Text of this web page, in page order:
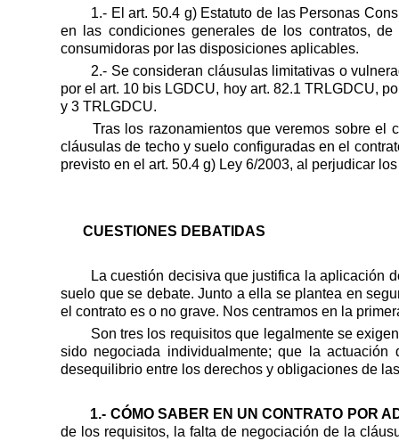
1.- El art. 50.4 g) Estatuto de las Personas
en las condiciones generales de los contratos,
consumidoras por las disposiciones aplicables.
2.- Se consideran cláusulas limitativas o
por el art. 10 bis LGDCU, hoy art. 82.1 TRLGDCU,
y 3 TRLGDCU.
Tras los razonamientos que veremos sobre el
cláusulas de techo y suelo configuradas en el
previsto en el art. 50.4 g) Ley 6/2003, al perjudicar
CUESTIONES DEBATIDAS
La cuestión decisiva que justifica la aplicación
suelo que se debate. Junto a ella se plantea en
el contrato es o no grave. Nos centramos en la
Son tres los requisitos que legalmente se
sido negociada individualmente; que la
desequilibrio entre los derechos y obligaciones de
1.- CÓMO SABER EN UN CONTRATO POR
de los requisitos, la falta de negociación de la